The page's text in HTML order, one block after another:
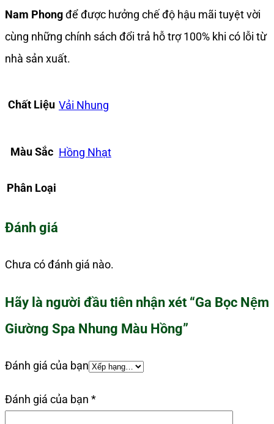
Nam Phongđể được hưởng chế độ hậu mãi tuyệt vời
cùng những chính sách đổi trả hỗ trợ 100% khi có lỗi từ
nhà sản xuất.
Chất Liệu Vải Nhung
Màu Sắc Hồng Nhạt
Phân Loại
Đánh giá
Chưa có đánh giá nào.
Hãy là người đầu tiên nhận xét “Ga Bọc Nệm
Giường Spa Nhung Màu Hồng”
Đánh giá của bạn
Đánh giá của bạn *